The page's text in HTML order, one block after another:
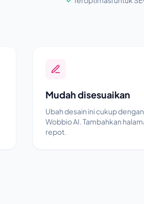
Mudah disesuaikan
Ubah desain ini cukup
Wobbio AI. Tambahkan
repot.